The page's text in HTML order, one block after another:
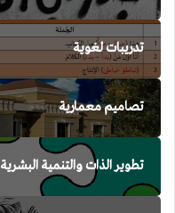
تدريبات لغوية
تصاميم معمارية
تطوير الذات والتنمية البشرية